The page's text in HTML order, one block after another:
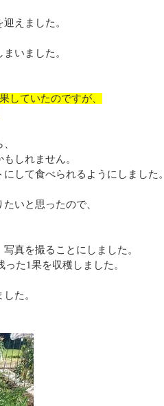
えました。
いました。
していたのですが、
しれません。
して食べられるようにしました。
いと思ったので、
真を撮ることにしました。
た1果を収穫しました。
た。